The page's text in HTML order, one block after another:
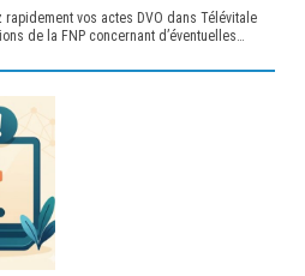
rapidement vos actes DVO dans Télévitale
de la FNP concernant d’éventuelles…